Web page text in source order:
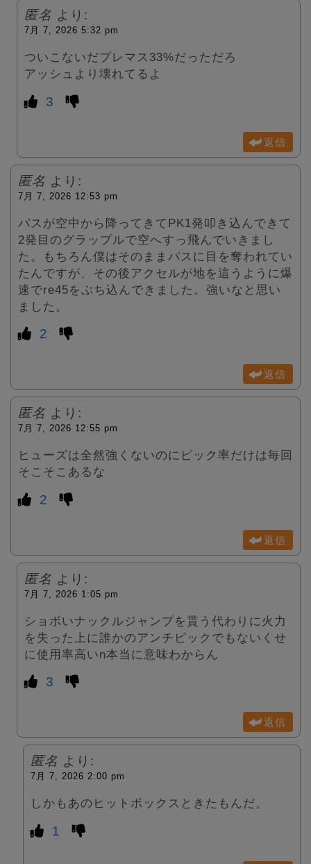
匿名 より:
7月 7, 2026 5:32 pm
ついこないだプレマス33%だっただろ
アッシュより壊れてるよ
3
返信
匿名 より:
7月 7, 2026 12:53 pm
パスが空中から降ってきてPK1発叩き込んできて
2発目のグラップルで空へすっ飛んでいきまし
た。もちろん僕はそのままパスに目を奪われてい
たんですが、その後アクセルが地を這うように爆
速でre45をぶち込んできました。強いなと思い
ました。
2
返信
匿名 より:
7月 7, 2026 12:55 pm
ヒューズは全然強くないのにピック率だけは毎回
そこそこあるな
2
返信
匿名 より:
7月 7, 2026 1:05 pm
ショボいナックルジャンプを貰う代わりに火力
を失った上に誰かのアンチピックでもないくせ
に使用率高いn本当に意味わからん
3
返信
匿名 より:
7月 7, 2026 2:00 pm
しかもあのヒットボックスときたもんだ。
1